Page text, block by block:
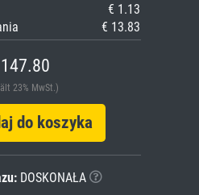
€ 1.13
€ 13.83
23% MwSt.)
do koszyka
DOSKONAŁA